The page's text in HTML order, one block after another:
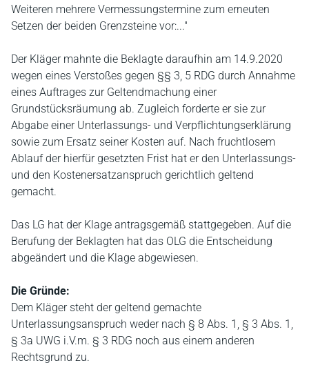
Weiteren mehrere Vermessungstermine zum erneuten
Setzen der beiden Grenzsteine vor:..."
Der Kläger mahnte die Beklagte daraufhin am 14.9.2020
wegen eines Verstoßes gegen §§ 3, 5 RDG durch Annahme
eines Auftrages zur Geltendmachung einer
Grundstücksräumung ab. Zugleich forderte er sie zur
Abgabe einer Unterlassungs- und Verpflichtungserklärung
sowie zum Ersatz seiner Kosten auf. Nach fruchtlosem
Ablauf der hierfür gesetzten Frist hat er den Unterlassungs-
und den Kostenersatzanspruch gerichtlich geltend
gemacht.
Das LG hat der Klage antragsgemäß stattgegeben. Auf die
Berufung der Beklagten hat das OLG die Entscheidung
abgeändert und die Klage abgewiesen.
Die Gründe:
Dem Kläger steht der geltend gemachte
Unterlassungsanspruch weder nach § 8 Abs. 1, § 3 Abs. 1,
§ 3a UWG i.V.m. § 3 RDG noch aus einem anderen
Rechtsgrund zu.